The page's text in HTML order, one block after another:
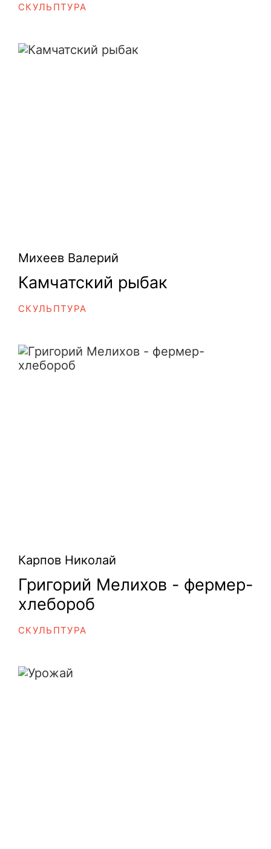
СКУЛЬПТУРА
Камчатский рыбак
Михеев Валерий
Камчатский рыбак
СКУЛЬПТУРА
Григорий Мелихов - фермер-
Карпов Николай
Григорий Мелихов - фермер-
хлебороб
СКУЛЬПТУРА
Урожай